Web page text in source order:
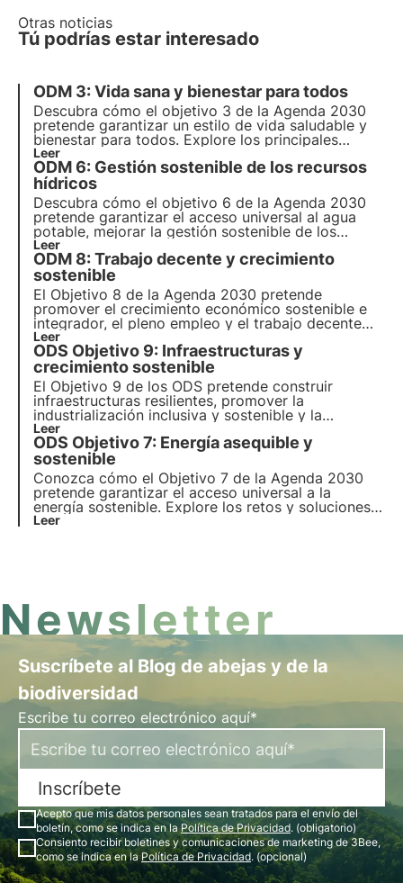
Otras noticias
Tú podrías estar interesado
ODM 3: Vida sana y bienestar para todos
Descubra cómo el objetivo 3 de la Agenda 2030
pretende garantizar un estilo de vida saludable y
bienestar para todos. Explore los principales
objetivos y retos, cómo avanza Francia hacia su
consecución y cómo pueden contribuir las
empresas a este objetivo.
Leer
ODM 6: Gestión sostenible de los recursos
hídricos
Descubra cómo el objetivo 6 de la Agenda 2030
pretende garantizar el acceso universal al agua
potable, mejorar la gestión sostenible de los
recursos hídricos y el saneamiento y proteger los
ecosistemas acuáticos.
Leer
ODM 8: Trabajo decente y crecimiento
sostenible
El Objetivo 8 de la Agenda 2030 pretende
promover el crecimiento económico sostenible e
integrador, el pleno empleo y el trabajo decente
para todos. En este artículo, exploramos los
objetivos y retos del objetivo 8, así como algunas
iniciativas sociales dirigidas a promover el empleo
decente.
Leer
ODS Objetivo 9: Infraestructuras y
crecimiento sostenible
El Objetivo 9 de los ODS pretende construir
infraestructuras resilientes, promover la
industrialización inclusiva y sostenible y la
innovación para el crecimiento económico.
Descubra cómo la inversión en infraestructuras
sostenibles y tecnologías limpias puede contribuir
al crecimiento económico.
Leer
ODS Objetivo 7: Energía asequible y
sostenible
Conozca cómo el Objetivo 7 de la Agenda 2030
pretende garantizar el acceso universal a la
energía sostenible. Explore los retos y soluciones
para promover las energías renovables y la
Leer
Newsletter
Suscríbete al Blog de abejas y de la
biodiversidad
Escribe tu correo electrónico aquí*
Inscríbete
Acepto que mis datos personales sean tratados para el envío del
boletín, como se indica en laPolítica de Privacidad. (obligatorio)
Consiento recibir boletines y comunicaciones de marketing de 3Bee,
como se indica en laPolítica de Privacidad. (opcional)